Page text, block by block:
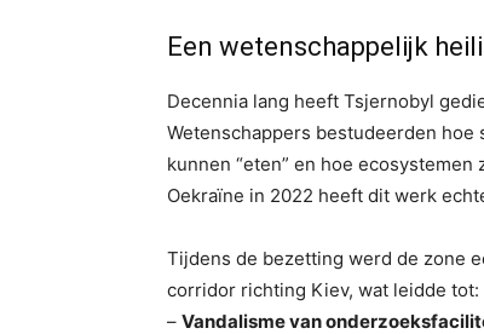
Een wetenschappelijk
Decennia lang heeft Tsjernobyl
Wetenschappers bestudeerden
kunnen “eten” en hoe
Oekraïne in 2022 heeft dit werk
Tijdens de bezetting werd de zone
corridor richting Kiev, wat leidde tot:
– Vandalisme van